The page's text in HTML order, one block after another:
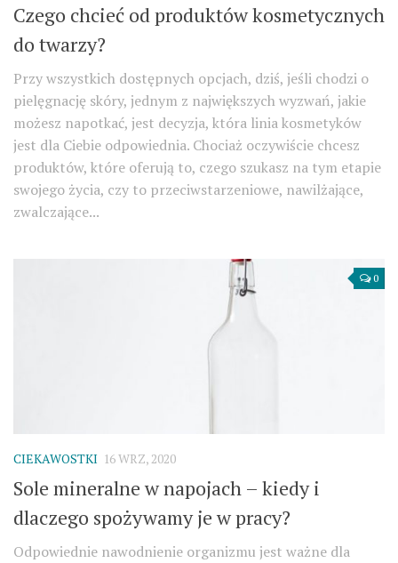
Czego chcieć od produktów kosmetycznych
do twarzy?
Przy wszystkich dostępnych opcjach, dziś, jeśli chodzi o
pielęgnację skóry, jednym z największych wyzwań, jakie
możesz napotkać, jest decyzja, która linia kosmetyków
jest dla Ciebie odpowiednia. Chociaż oczywiście chcesz
produktów, które oferują to, czego szukasz na tym etapie
swojego życia, czy to przeciwstarzeniowe, nawilżające,
zwalczające...
0
CIEKAWOSTKI 16 WRZ, 2020
Sole mineralne w napojach – kiedy i
dlaczego spożywamy je w pracy?
Odpowiednie nawodnienie organizmu jest ważne dla